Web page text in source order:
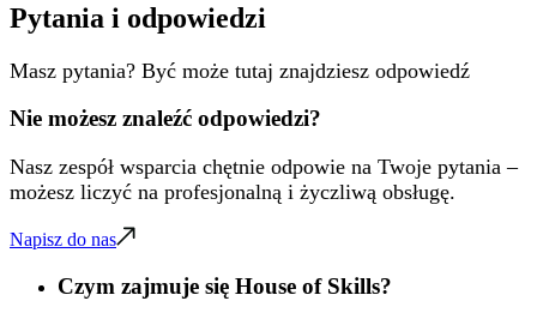
Pytania i odpowiedzi
Masz pytania? Być może tutaj znajdziesz odpowiedź
Nie możesz znaleźć odpowiedzi?
Nasz zespół wsparcia chętnie odpowie na Twoje pytania –
możesz liczyć na profesjonalną i życzliwą obsługę.
Napisz do nas
Czym zajmuje się House of Skills?